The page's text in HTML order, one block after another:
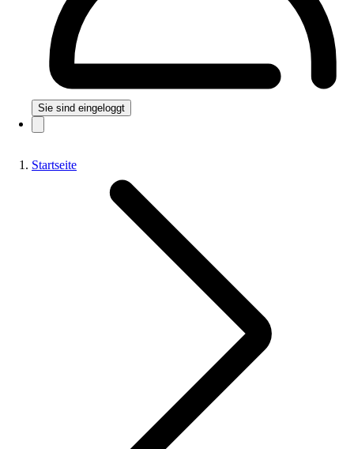
Sie sind eingeloggt
Startseite